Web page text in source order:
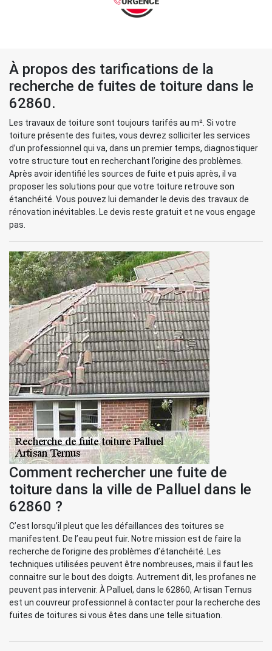
À propos des tarifications de la
recherche de fuites de toiture dans le
62860.
Les travaux de toiture sont toujours tarifés au m². Si votre
toiture présente des fuites, vous devrez solliciter les services
d’un professionnel qui va, dans un premier temps, diagnostiquer
votre structure tout en recherchant l’origine des problèmes.
Après avoir identifié les sources de fuite et puis après, il va
proposer les solutions pour que votre toiture retrouve son
étanchéité. Vous pouvez lui demander le devis des travaux de
rénovation inévitables. Le devis reste gratuit et ne vous engage
pas.
Comment rechercher une fuite de
toiture dans la ville de Palluel dans le
62860 ?
C’est lorsqu’il pleut que les défaillances des toitures se
manifestent. De l’eau peut fuir. Notre mission est de faire la
recherche de l’origine des problèmes d’étanchéité. Les
techniques utilisées peuvent être nombreuses, mais il faut les
connaitre sur le bout des doigts. Autrement dit, les profanes ne
peuvent pas intervenir. À Palluel, dans le 62860, Artisan Ternus
est un couvreur professionnel à contacter pour la recherche des
fuites de toitures si vous êtes dans une telle situation.